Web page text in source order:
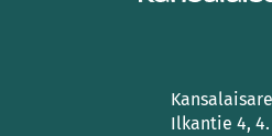
Ilkantie 4,